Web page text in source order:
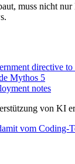
muss nicht
directive
Mythos 5
notes
von KI
vom Coding-